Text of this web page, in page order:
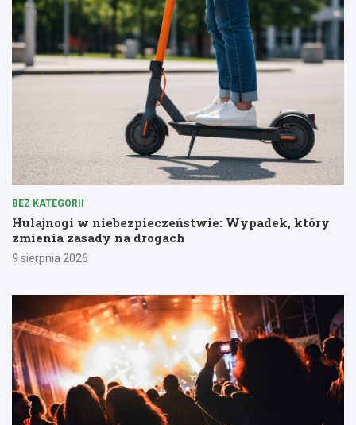
BEZ KATEGORII
Hulajnogi w niebezpieczeństwie: Wypadek, który
zmienia zasady na drogach
9 sierpnia 2026